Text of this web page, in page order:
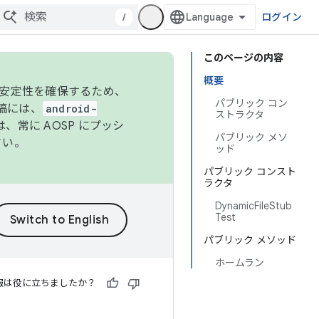
/ ログイン
このページの内容
概要
パブリック コン
ストラクタ
パブリック メソ
ッド
パブリック コンスト
ラクタ
DynamicFileStub
Test
パブリック メソッド
ホームラン
性を確保するため、
は、
android-
常に AOSP にプッシ
。
は役に立ちましたか？